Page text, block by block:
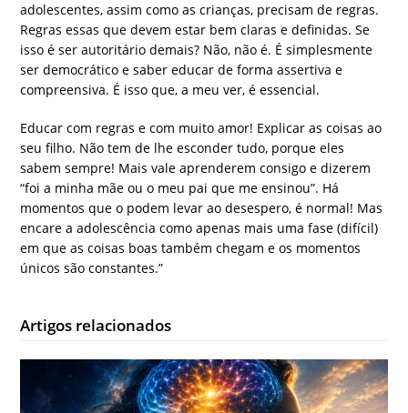
adolescentes, assim como as crianças, precisam de regras.
Regras essas que devem estar bem claras e definidas. Se
isso é ser autoritário demais? Não, não é. É simplesmente
ser democrático e saber educar de forma assertiva e
compreensiva. É isso que, a meu ver, é essencial.
Educar com regras e com muito amor! Explicar as coisas ao
seu filho. Não tem de lhe esconder tudo, porque eles
sabem sempre! Mais vale aprenderem consigo e dizerem
“foi a minha mãe ou o meu pai que me ensinou”. Há
momentos que o podem levar ao desespero, é normal! Mas
encare a adolescência como apenas mais uma fase (difícil)
em que as coisas boas também chegam e os momentos
únicos são constantes.”
Artigos relacionados